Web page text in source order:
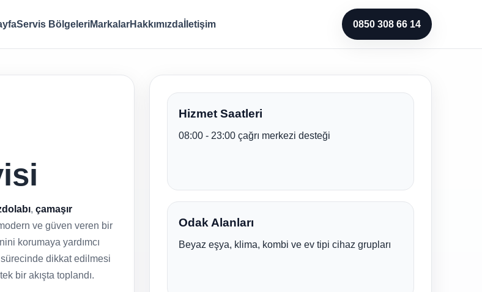
Servis BölgeleriMarkalarHakkımızdaİletişim 0850 308 66 14
, çamaşır
modern ve güven veren bir
korumaya yardımcı
sürecinde dikkat edilmesi
bir akışta toplandı.
Hizmet Saatleri
08:00 - 23:00 çağrı merkezi desteği
Odak Alanları
Beyaz eşya, klima, kombi ve ev tipi cihaz grupları